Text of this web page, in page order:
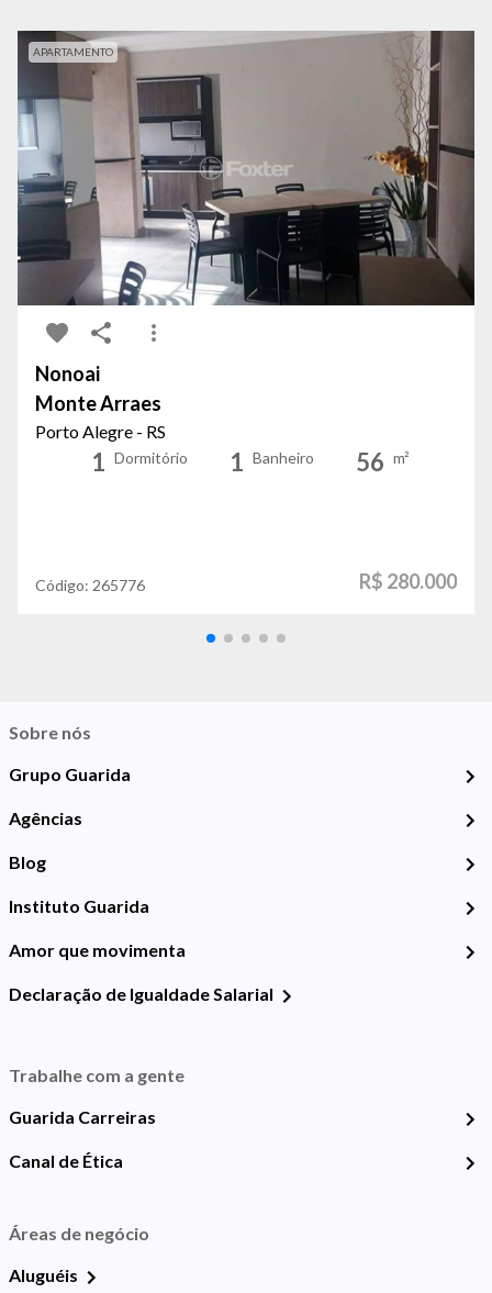
APARTAMENTO
Nonoai
Monte Arraes
Porto Alegre - RS
1 Dormitório 1 Banheiro 56 m²
Código: 265776 R$ 280.000
Sobre nós
Grupo Guarida
Agências
Blog
Instituto Guarida
Amor que movimenta
Declaração de Igualdade Salarial
Trabalhe com a gente
Guarida Carreiras
Canal de Ética
Áreas de negócio
Aluguéis